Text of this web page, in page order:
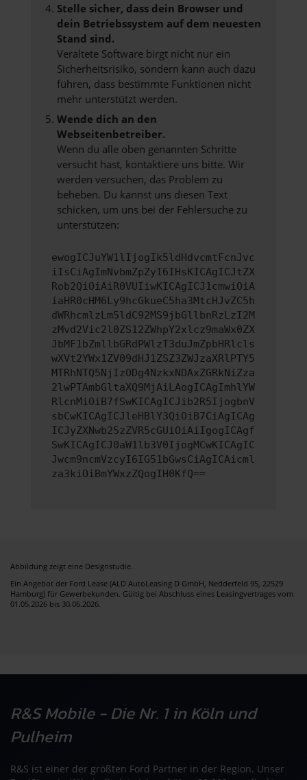
Stelle sicher, dass dein Browser und
dein Betriebssystem auf dem neuesten
Stand sind.
Veraltete Software birgt nicht nur ein
Sicherheitsrisiko, sondern kann auch dazu
führen, dass bestimmte Funktionen nicht
mehr unterstützt werden.
Wende dich an den
Webseitenbetreiber.
Wenn du alle oben genannten Schritte
versucht hast, kontaktiere uns bitte. Wir
werden versuchen, das Problem zu
beheben. Du kannst uns diesen Text
schicken, um uns bei der Fehlersuche zu
unterstützen:
ewogICJuYW1lIjogIk5ldHdvcmtFcnJvc
iIsCiAgImNvbmZpZyI6IHsKICAgICJtZX
Rob2QiOiAiR0VUIiwKICAgICJ1cmwiOiA
iaHR0cHM6Ly9hcGkueC5ha3MtcHJvZC5h
dWRhcmlzLm5ldC92MS9jbGllbnRzLzI2M
zMvd2Vic2l0ZS12ZWhpY2xlcz9maWx0ZX
JbMF1bZmllbGRdPWlzT3duJmZpbHRlcls
wXVt2YWx1ZV09dHJ1ZSZ3ZWJzaXRlPTY5
MTRhNTQ5NjIzODg4NzkxNDAxZGRkNiZza
2lwPTAmbGltaXQ9MjAiLAogICAgImhlYW
RlcnMiOiB7fSwKICAgICJib2R5IjogbnV
sbCwKICAgICJleHBlY3QiOiB7CiAgICAg
ICJyZXNwb25zZVR5cGUiOiAiIgogICAgf
SwKICAgICJ0aW1lb3V0IjogMCwKICAgIC
Jwcm9ncmVzcyI6IG51bGwsCiAgICAicml
za3kiOiBmYWxzZQogIH0KfQ==
Abbildung zeigt eine Designstudie.
Ein Angebot der Ford Lease (ALD AutoLeasing D GmbH, Nedderfeld 95, 22529
Hamburg) für Gewerbekunden. Gültig bei Abschluss eines Leasingvertrages vom
01.05.2026 bis 30.06.2026.
R&S Mobile - Die Nr. 1 in Köln und
Pulheim
R&S ist einer der größten Ford Partner in der Region. Unser